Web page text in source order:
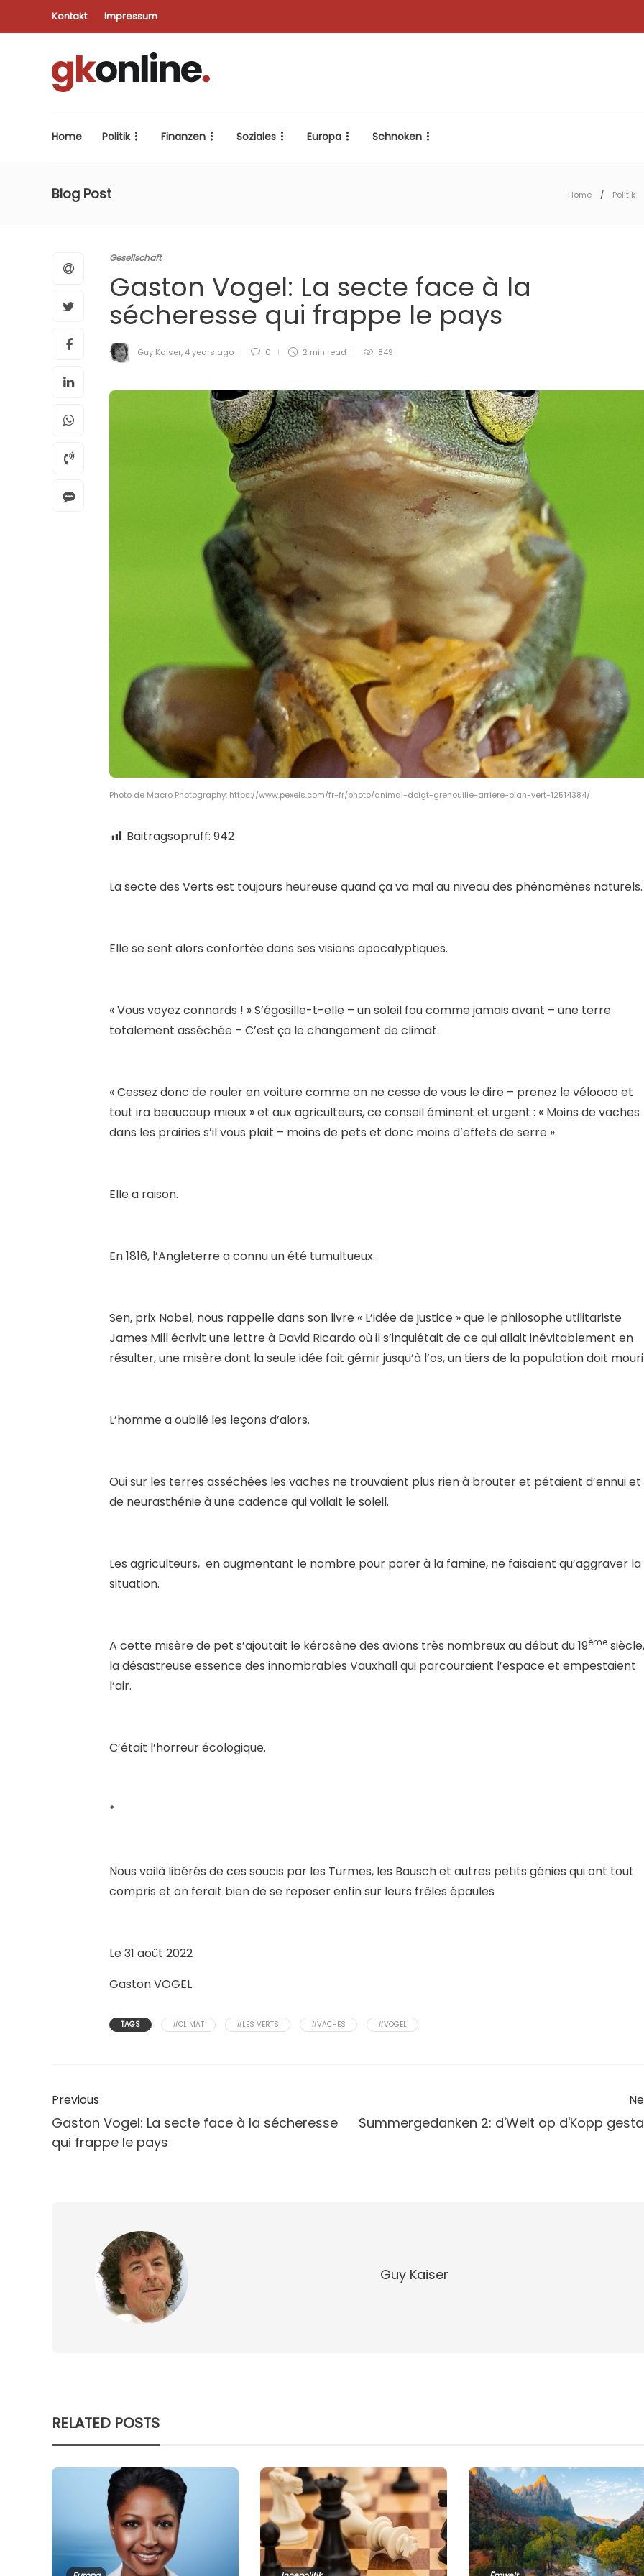
Kontakt Impressum
Home Politik Finanzen Soziales Europa Schnoken
Blog Post Home Politik
Gesellschaft
Gaston Vogel: La secte face à la
sécheresse qui frappe le pays
Guy Kaiser, 4 years ago 0 2 min read 849
Photo de Macro Photography: https://www.pexels.com/fr-fr/photo/animal-doigt-grenouille-arriere-plan-vert-12514384/
Bäitragsopruff: 942
La secte des Verts est toujours heureuse quand ça va mal au niveau des phénomènes naturels.
Elle se sent alors confortée dans ses visions apocalyptiques.
« Vous voyez connards ! » S’égosille-t-elle – un soleil fou comme jamais avant – une terre
totalement asséchée – C’est ça le changement de climat.
« Cessez donc de rouler en voiture comme on ne cesse de vous le dire – prenez le véloooo et
tout ira beaucoup mieux » et aux agriculteurs, ce conseil éminent et urgent : « Moins de vaches
dans les prairies s’il vous plait – moins de pets et donc moins d’effets de serre ».
Elle a raison.
En 1816, l’Angleterre a connu un été tumultueux.
Sen, prix Nobel, nous rappelle dans son livre « L’idée de justice » que le philosophe utilitariste
James Mill écrivit une lettre à David Ricardo où il s’inquiétait de ce qui allait inévitablement en
résulter, une misère dont la seule idée fait gémir jusqu’à l’os, un tiers de la population doit
L’homme a oublié les leçons d’alors.
Oui sur les terres asséchées les vaches ne trouvaient plus rien à brouter et pétaient d’ennui et
de neurasthénie à une cadence qui voilait le soleil.
Les agriculteurs, en augmentant le nombre pour parer à la famine, ne faisaient qu’aggraver la
situation.
A cette misère de pet s’ajoutait le kérosène des avions très nombreux au début du 19ème siècle,
la désastreuse essence des innombrables Vauxhall qui parcouraient l’espace et empestaient
l’air.
C’était l’horreur écologique.
*
Nous voilà libérés de ces soucis par les Turmes, les Bausch et autres petits génies qui ont tout
compris et on ferait bien de se reposer enfin sur leurs frêles épaules
Le 31 août 2022
Gaston VOGEL
TAGS #CLIMAT #LES VERTS #VACHES #VOGEL
Previous
Gaston Vogel: La secte face à la sécheresse
qui frappe le pays
Summergedanken 2: d'Welt op d'Kopp
Guy Kaiser
RELATED POSTS